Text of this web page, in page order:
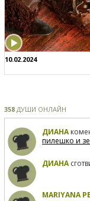
10.02.2024
358 ДУШИ ОНЛАЙН
ДИАНА
пилешко и
ДИАНА
MARIYANA